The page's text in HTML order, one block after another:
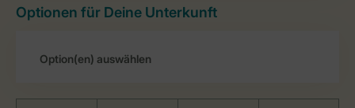
Optionen für Deine Unterkunft